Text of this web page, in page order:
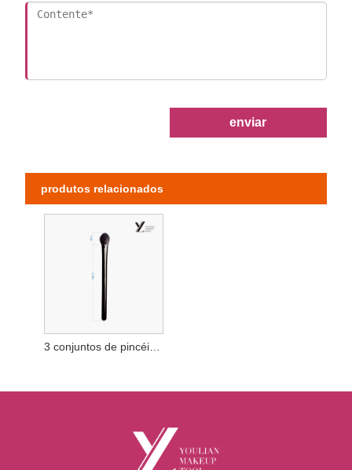
enviar
produtos relacionados
3 conjuntos de pincéis para olhos